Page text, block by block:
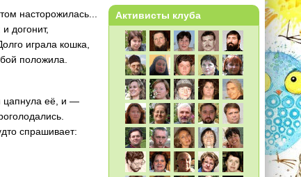
насторожилась...
догонит,
играла кошка,
положила.
цапнула её, и —
спрашивает:
Активисты клуба